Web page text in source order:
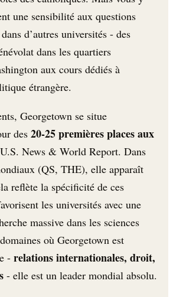
une sensibilité aux questions
d’autres universités - des
dans les quartiers
aux cours dédiés à
étrangère.
Georgetown se situe
des 20-25 premières places aux
News & World Report. Dans
(QS, THE), elle apparaît
reflète la spécificité de ces
les universités avec une
massive dans les sciences
où Georgetown est
- relations internationales, droit,
- elle est un leader mondial absolu.